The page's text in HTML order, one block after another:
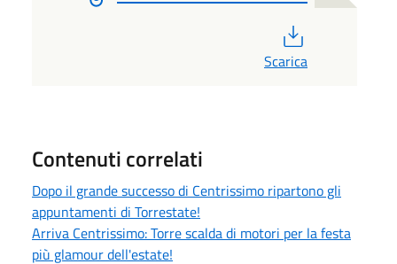
Scarica
Contenuti correlati
Dopo il grande successo di Centrissimo ripartono gli
appuntamenti di Torrestate!
Arriva Centrissimo: Torre scalda di motori per la festa
più glamour dell'estate!